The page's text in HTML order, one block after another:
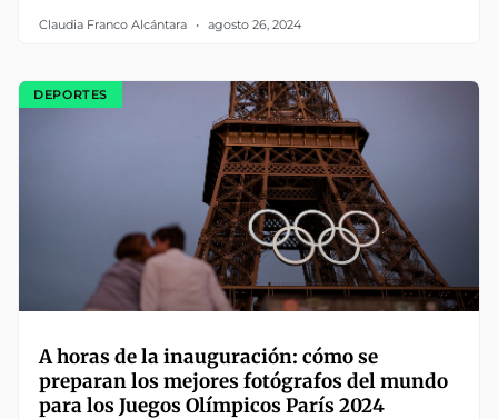
Claudia Franco Alcántara agosto 26, 2024
DEPORTES
A horas de la inauguración: cómo se
preparan los mejores fotógrafos del mundo
para los Juegos Olímpicos París 2024